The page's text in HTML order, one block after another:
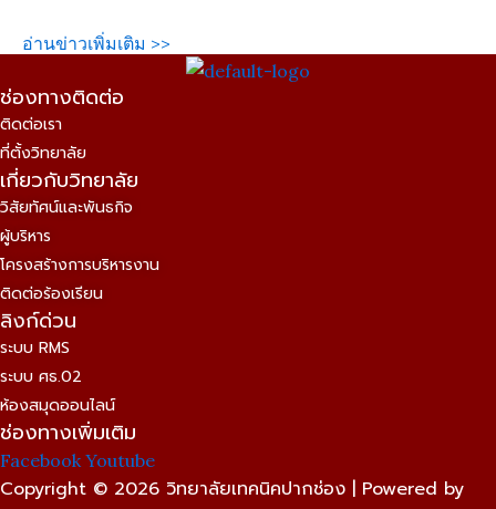
อ่านข่าวเพิ่มเติม >>
ช่องทางติดต่อ
ติดต่อเรา
ที่ตั้งวิทยาลัย
เกี่ยวกับวิทยาลัย
วิสัยทัศน์และพันธกิจ
ผู้บริหาร
โครงสร้างการบริหารงาน
ติดต่อร้องเรียน
ลิงก์ด่วน
ระบบ RMS
ระบบ ศธ.02
ห้องสมุดออนไลน์
ช่องทางเพิ่มเติม
Facebook Youtube
Copyright © 2026 วิทยาลัยเทคนิคปากช่อง | Powered by